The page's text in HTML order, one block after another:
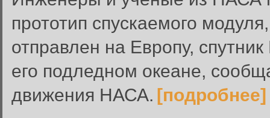
прототип спускаемого
отправлен на Европу,
его подледном океане,
движения НАСА. [подробнее]